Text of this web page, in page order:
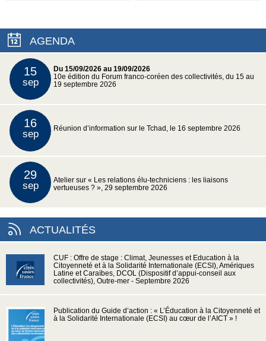
AGENDA
15
sep
Du 15/09/2026 au 19/09/2026
10e édition du Forum franco-coréen des collectivités, du 15 au
19 septembre 2026
16
sep Réunion d’information sur le Tchad, le 16 septembre 2026
29
sep
Atelier sur « Les relations élu-techniciens : les liaisons
vertueuses ? », 29 septembre 2026
ACTUALITÉS
CUF : Offre de stage : Climat, Jeunesses et Education à la
Citoyenneté et à la Solidarité Internationale (ECSI), Amériques
Latine et Caraïbes, DCOL (Dispositif d’appui-conseil aux
collectivités), Outre-mer - Septembre 2026
Publication du Guide d’action : « L’Éducation à la Citoyenneté et
à la Solidarité Internationale (ECSI) au cœur de l’AICT » !